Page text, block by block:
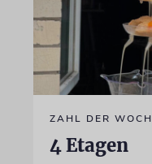
ZAHL DER
4 Etagen